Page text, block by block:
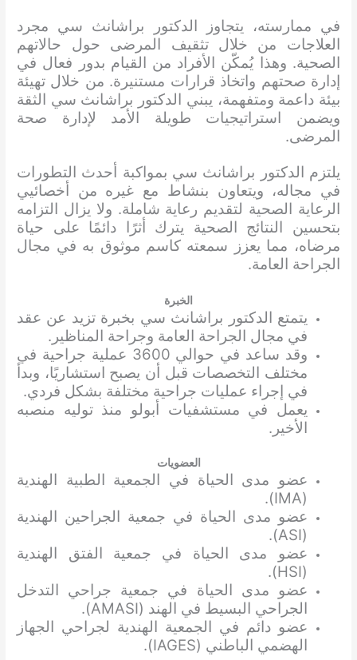
في ممارسته، يتجاوز الدكتور براشانث سي مجرد
العلاجات من خلال تثقيف المرضى حول حالاتهم
الصحية. وهذا يُمكّن الأفراد من القيام بدور فعال في
إدارة صحتهم واتخاذ قرارات مستنيرة. من خلال تهيئة
بيئة داعمة ومتفهمة، يبني الدكتور براشانث سي الثقة
ويضمن استراتيجيات طويلة الأمد لإدارة صحة
المرضى.
يلتزم الدكتور براشانث سي بمواكبة أحدث التطورات
في مجاله، ويتعاون بنشاط مع غيره من أخصائيي
الرعاية الصحية لتقديم رعاية شاملة. ولا يزال التزامه
بتحسين النتائج الصحية يترك أثرًا دائمًا على حياة
مرضاه، مما يعزز سمعته كاسم موثوق به في مجال
الجراحة العامة.
الخبرة
يتمتع الدكتور براشانث سي بخبرة تزيد عن عقد
في مجال الجراحة العامة وجراحة المناظير.
وقد ساعد في حوالي 3600 عملية جراحية في
مختلف التخصصات قبل أن يصبح استشاريًا، وبدأ
في إجراء عمليات جراحية مختلفة بشكل فردي.
يعمل في مستشفيات أبولو منذ توليه منصبه
الأخير.
العضويات
عضو مدى الحياة في الجمعية الطبية الهندية
(IMA).
عضو مدى الحياة في جمعية الجراحين الهندية
(ASI).
عضو مدى الحياة في جمعية الفتق الهندية
(HSI).
عضو مدى الحياة في جمعية جراحي التدخل
الجراحي البسيط في الهند (AMASI).
عضو دائم في الجمعية الهندية لجراحي الجهاز
الهضمي الباطني (IAGES).